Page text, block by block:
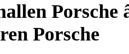
Porsche
Porsche